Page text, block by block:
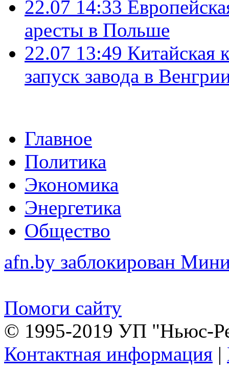
22.07 14:33
аресты в Польше
22.07 13:49 Китайская
запуск завода в
Главное
Политика
Экономика
Энергетика
Общество
afn.by заблокирован
Помоги сайту
© 1995-2019 УП "Ньюс-
Контактная информация |